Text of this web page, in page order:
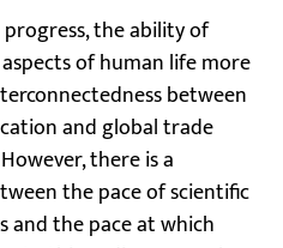
the ability of
of human life more
between
and global trade
there is a
the pace of scientific
and the pace at which